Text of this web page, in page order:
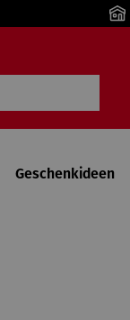
Geschenkideen